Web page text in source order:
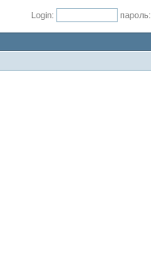
Login: пароль: